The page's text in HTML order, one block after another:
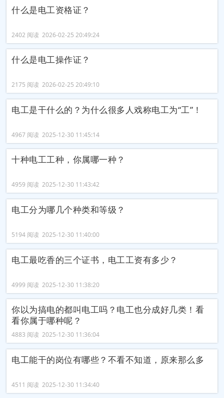
什么是电工资格证？
2402 阅读 2026-02-25 20:49:24
什么是电工操作证？
2175 阅读 2026-02-25 20:49:10
电工是干什么的？为什么很多人戏称电工为“工”！
4967 阅读 2025-12-30 11:45:14
十种电工工种，你属哪一种？
4959 阅读 2025-12-30 11:43:42
电工分为哪几个种类和等级？
5194 阅读 2025-12-30 11:40:00
电工最吃香的三个证书，电工工资有多少？
4999 阅读 2025-12-30 11:38:20
你以为搞电的都叫电工吗？电工也分成好几类！看
看你属于哪种呢？
4883 阅读 2025-12-30 11:36:04
电工能干的岗位有哪些？不看不知道，原来那么多
4511 阅读 2025-12-30 11:34:40